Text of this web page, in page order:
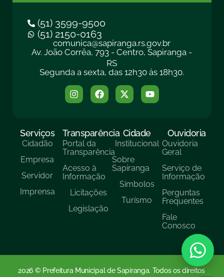
(51) 3599-9500
(51) 2150-0163
comunica@sapiranga.rs.gov.br
Av. João Corrêa, 793 - Centro, Sapiranga -
RS
Segunda a sexta, das 12h30 às 18h30.
Serviços
Cidadão
Empresa
Servidor
Imprensa
Transparência
Portal da
Transparência
Acesso à
Informação
Licitações
Legislação
Cidade
Institucional
Sobre
Sapiranga
Símbolos
Turísmo
Ouvidoria
Ouvidoria
Geral
Serviço de
Informação
Perguntas
Frequentes
Fale
Conosco
2026 © Prefeitura Municipal de Sapiranga. Todos os direitos